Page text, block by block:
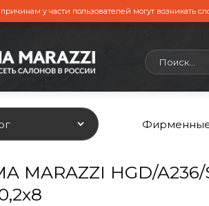
у части пользователей могут возникать
MARAZZI HGD/